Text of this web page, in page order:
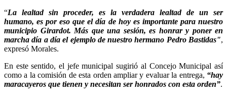
“La lealtad sin proceder, es la verdadera lealtad de un ser
humano, es por eso que el día de hoy es importante para nuestro
municipio Girardot. Más que una sesión, es honrar y poner en
marcha día a día el ejemplo de nuestro hermano Pedro Bastidas",
expresó Morales.
En este sentido, el jefe municipal sugirió al Concejo Municipal así
como a la comisión de esta orden ampliar y evaluar la entrega, “hay
maracayeros que tienen y necesitan ser honrados con esta orden”.